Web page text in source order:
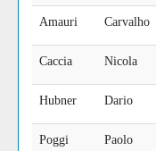
Amauri Carvalho
Caccia Nicola
Hubner Dario
Poggi Paolo